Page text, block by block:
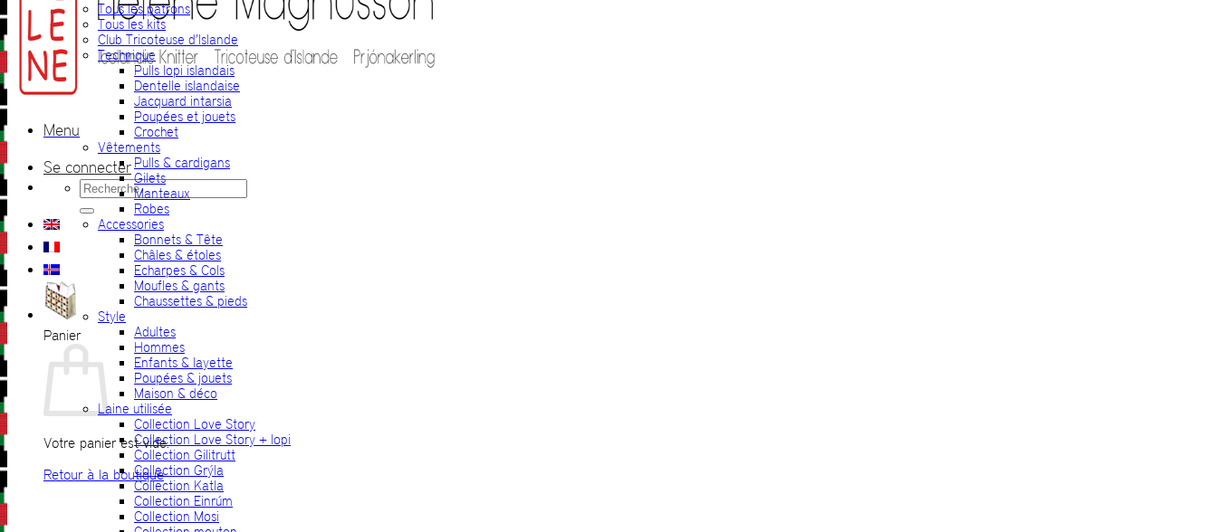
Menu
Se connecter
Recherche
pour :
Panier
Votre panier est vide.
Retour à la boutique
Tous les patrons
Tous les kits
Club Tricoteuse d’Islande
Technique
Pulls lopi islandais
Dentelle islandaise
Jacquard intarsia
Poupées et jouets
Crochet
Vêtements
Pulls & cardigans
Gilets
Manteaux
Robes
Accessories
Bonnets & Tête
Châles & étoles
Echarpes & Cols
Moufles & gants
Chaussettes & pieds
Style
Adultes
Hommes
Enfants & layette
Poupées & jouets
Maison & déco
Laine utilisée
Collection Love Story
Collection Love Story + lopi
Collection Gilitrutt
Collection Grýla
Collection Katla
Collection Einrúm
Collection Mosi